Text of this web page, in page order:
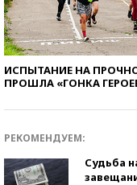
ИСПЫТАНИЕ НА
ПРОШЛА «ГОНКА
РЕКОМЕНДУЕМ:
Судьба